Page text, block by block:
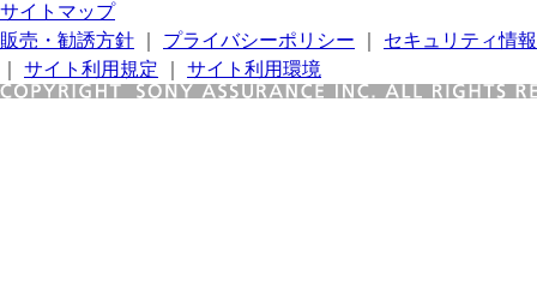
サイトマップ
販売・勧誘方針
プライバシーポリシー
セキュリティ情報
サイト利用規定 サイト利用環境